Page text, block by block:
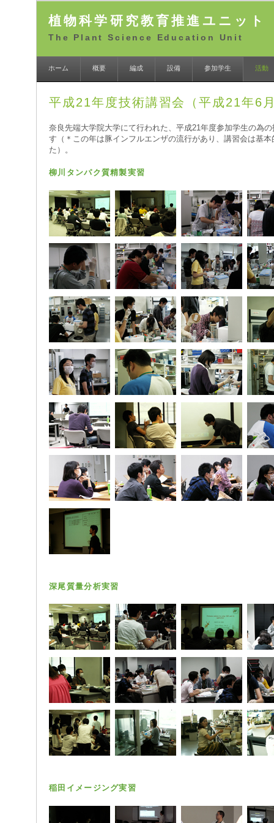
植物科学研究教育推進ユニット
The Plant Science Education Unit
ホーム 概要 編成 設備 参加学生 活動
平成21年度技術講習会（平成21年6
奈良先端大学院大学にて行われた、平成21年度参加学生の為
す（＊この年は豚インフルエンザの流行があり、講習会は基
た）。
柳川タンパク質精製実習
深尾質量分析実習
稲田イメージング実習